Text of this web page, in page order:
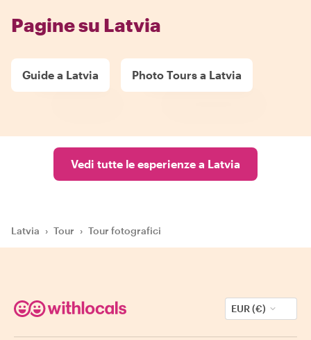
Pagine su Latvia
Guide a Latvia Photo Tours a Latvia
Vedi tutte le esperienze a Latvia
Latvia › Tour › Tour fotografici
EUR (€)